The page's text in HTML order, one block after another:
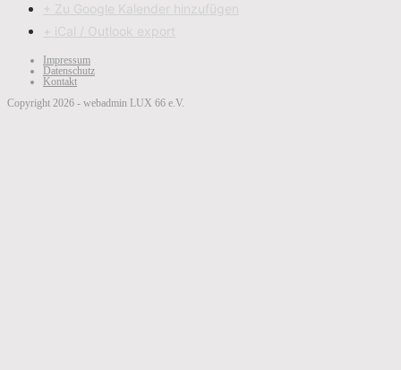
+ Zu Google Kalender hinzufügen
+ iCal / Outlook export
Impressum
Datenschutz
Kontakt
Copyright 2026 - webadmin LUX 66 e.V.